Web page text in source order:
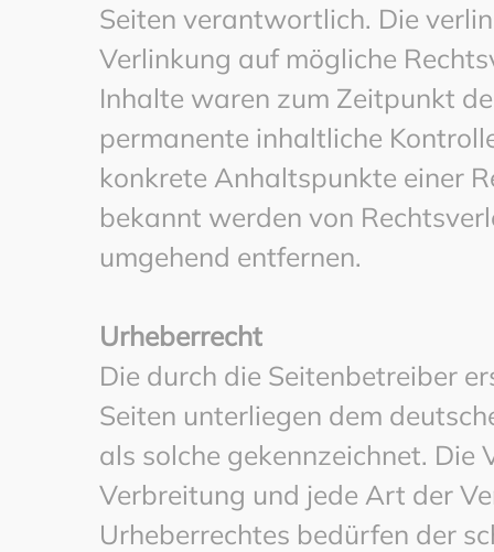
Seiten verantwortlich. Die
Verlinkung auf mögliche
Inhalte waren zum Zeitpunkt
permanente inhaltliche
konkrete Anhaltspunkte einer
bekannt werden von
umgehend entfernen.
Urheberrecht
Die durch die Seitenbetreiber
Seiten unterliegen dem
als solche gekennzeichnet.
Verbreitung und jede Art der
Urheberrechtes bedürfen der